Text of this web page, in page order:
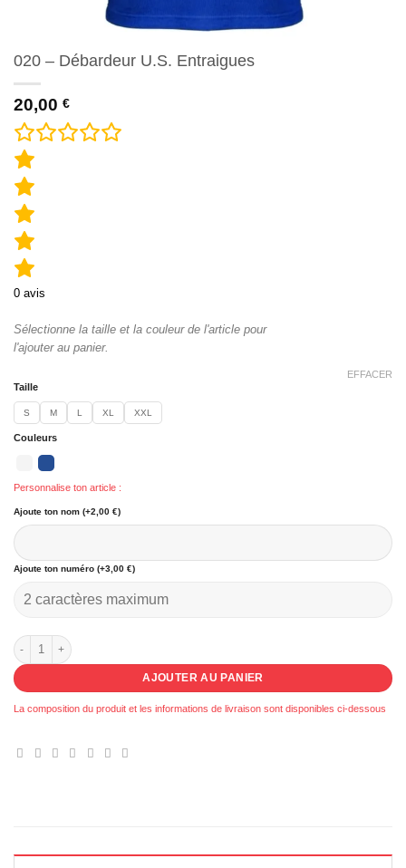
020 – Débardeur U.S. Entraigues
20,00 €
0 avis
Sélectionne la taille et la couleur de l'article pour
l'ajouter au panier.
Taille
S M L XL XXL
Couleurs
EFFACER
Personnalise ton article :
Ajoute ton nom (+2,00 €)
Ajoute ton numéro (+3,00 €)
quantité de 020 - Débardeur U.S. Entraigues
AJOUTER AU PANIER
La composition du produit et les informations de livraison sont disponibles ci-dessous